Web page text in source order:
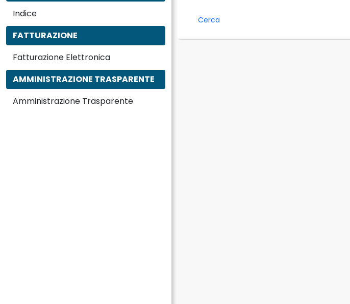
Indice
FATTURAZIONE
Fatturazione Elettronica
AMMINISTRAZIONE TRASPARENTE
Amministrazione Trasparente
Cerca